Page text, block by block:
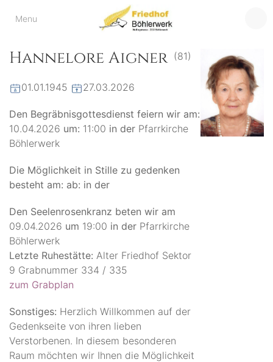
Menu
Friedhof
der virtuelle Friedhof
Hannelore Aigner (81)
01.01.1945 27.03.2026
Den Begräbnisgottesdienst feiern wir am:
10.04.2026 um: 11:00 in der Pfarrkirche
Böhlerwerk
Die Möglichkeit in Stille zu gedenken
besteht am: ab: in der
Den Seelenrosenkranz beten wir am
09.04.2026 um 19:00 in der Pfarrkirche
Böhlerwerk
Letzte Ruhestätte: Alter Friedhof Sektor
9 Grabnummer 334 / 335
zum Grabplan
Sonstiges: Herzlich Willkommen auf der
Gedenkseite von ihren lieben
Verstorbenen. In diesem besonderen
Raum möchten wir Ihnen die Möglichkeit